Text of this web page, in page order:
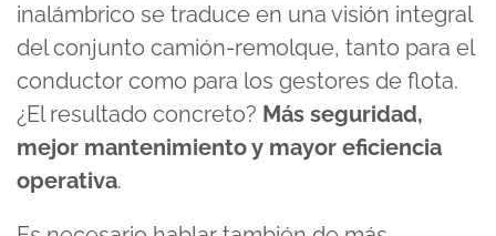
inalámbrico se traduce en una visión integral
del conjunto camión-remolque, tanto para el
conductor como para los gestores de flota.
¿El resultado concreto? Más seguridad,
mejor mantenimiento y mayor eficiencia
operativa.